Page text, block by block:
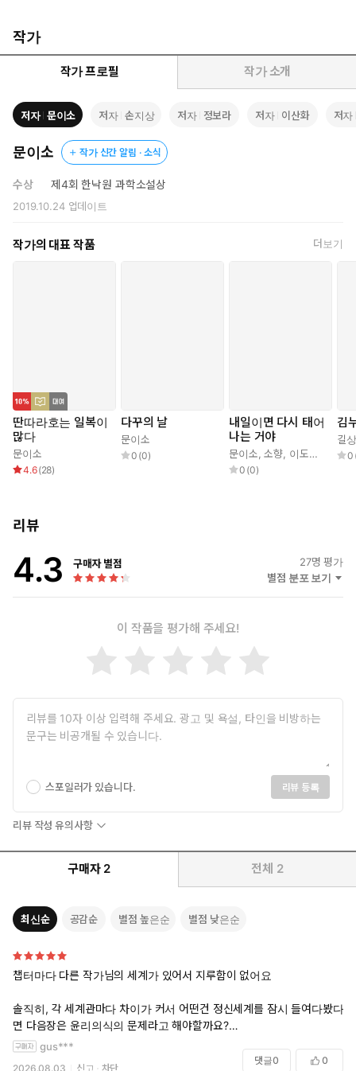
유형을 나눈다. 연초에는 사주를 보고, 창업이나 이직을 앞두고는 점
집을 찾는다. 수험생은 미역국을 먹으면 안 되며, 돼지꿈을 꾸면 복
권을 사고 빨간 펜으로 이름을 쓰는 건 금기이며, 승강기의 4층 버튼
은 F로 표기한다. 태어나는 아이의 이름을 유사과학에 힘을 빌려 짓
고, 죽은 이의 묫자리 또한 유사과학에 물어 정한다. 요람에서 무덤
까지, 우리는 유사과학과 함께하는 것이다.
일련의 일들에 그냥 지나칠 수 없는 소설가들이 있다. 여기에 SF 작
가 열 명(정보라, 이산화, 최의택, 이하진, 전혜진, 손지상, 문이소,
이주형, 홍준영, 홍지운)이 반응했다. 이들의 소설은 우리 앞에 평범
러온 파멸적 재앙과 우주와 지구의 탄생에까지 너른 사유와 놀라운
상상력으로 유사과학의 세상을 다룬다. 그러한 세상을 살아가는 인
작가
작가 프로필 작가 소개
저자 문이소 저자 손지상 저자 정보라 저자 이산화 저자
문이소 작가 신간 알림 · 소식
수상 제4회 한낙원 과학소설상
2019.10.24업데이트
작가의 대표 작품 더보기
딴따라호는 일복이
많다
문이소
4.6(28)
다꾸의 날
문이소
0 (0)
내일이면 다시 태어
나는 거야
문이소,소향, 이도해 하유지
0 (0)
김
길
0
리뷰
4.3 구매자 별점 27명 평가
별점 분포 보기
이 작품을 평가해 주세요!
스포일러가 있습니다. 리뷰 등록
리뷰 작성 유의사항
구매자 2 전체 2
최신순 공감순 별점 높은순 별점 낮은순
챕터마다 다른 작가님의 세계가 있어서 지루함이 없어요
솔직히, 각 세계관마다 차이가 커서 어떤건 정신세계를 잠시 들여다봤다
면 다음장은 윤리의식의 문제라고 해야할까요?
널뛰기 하는 데도 큰 거부감없이 읽게되고 빠져들어요
gus***
2026.08.03 신고 차단
댓글0 0